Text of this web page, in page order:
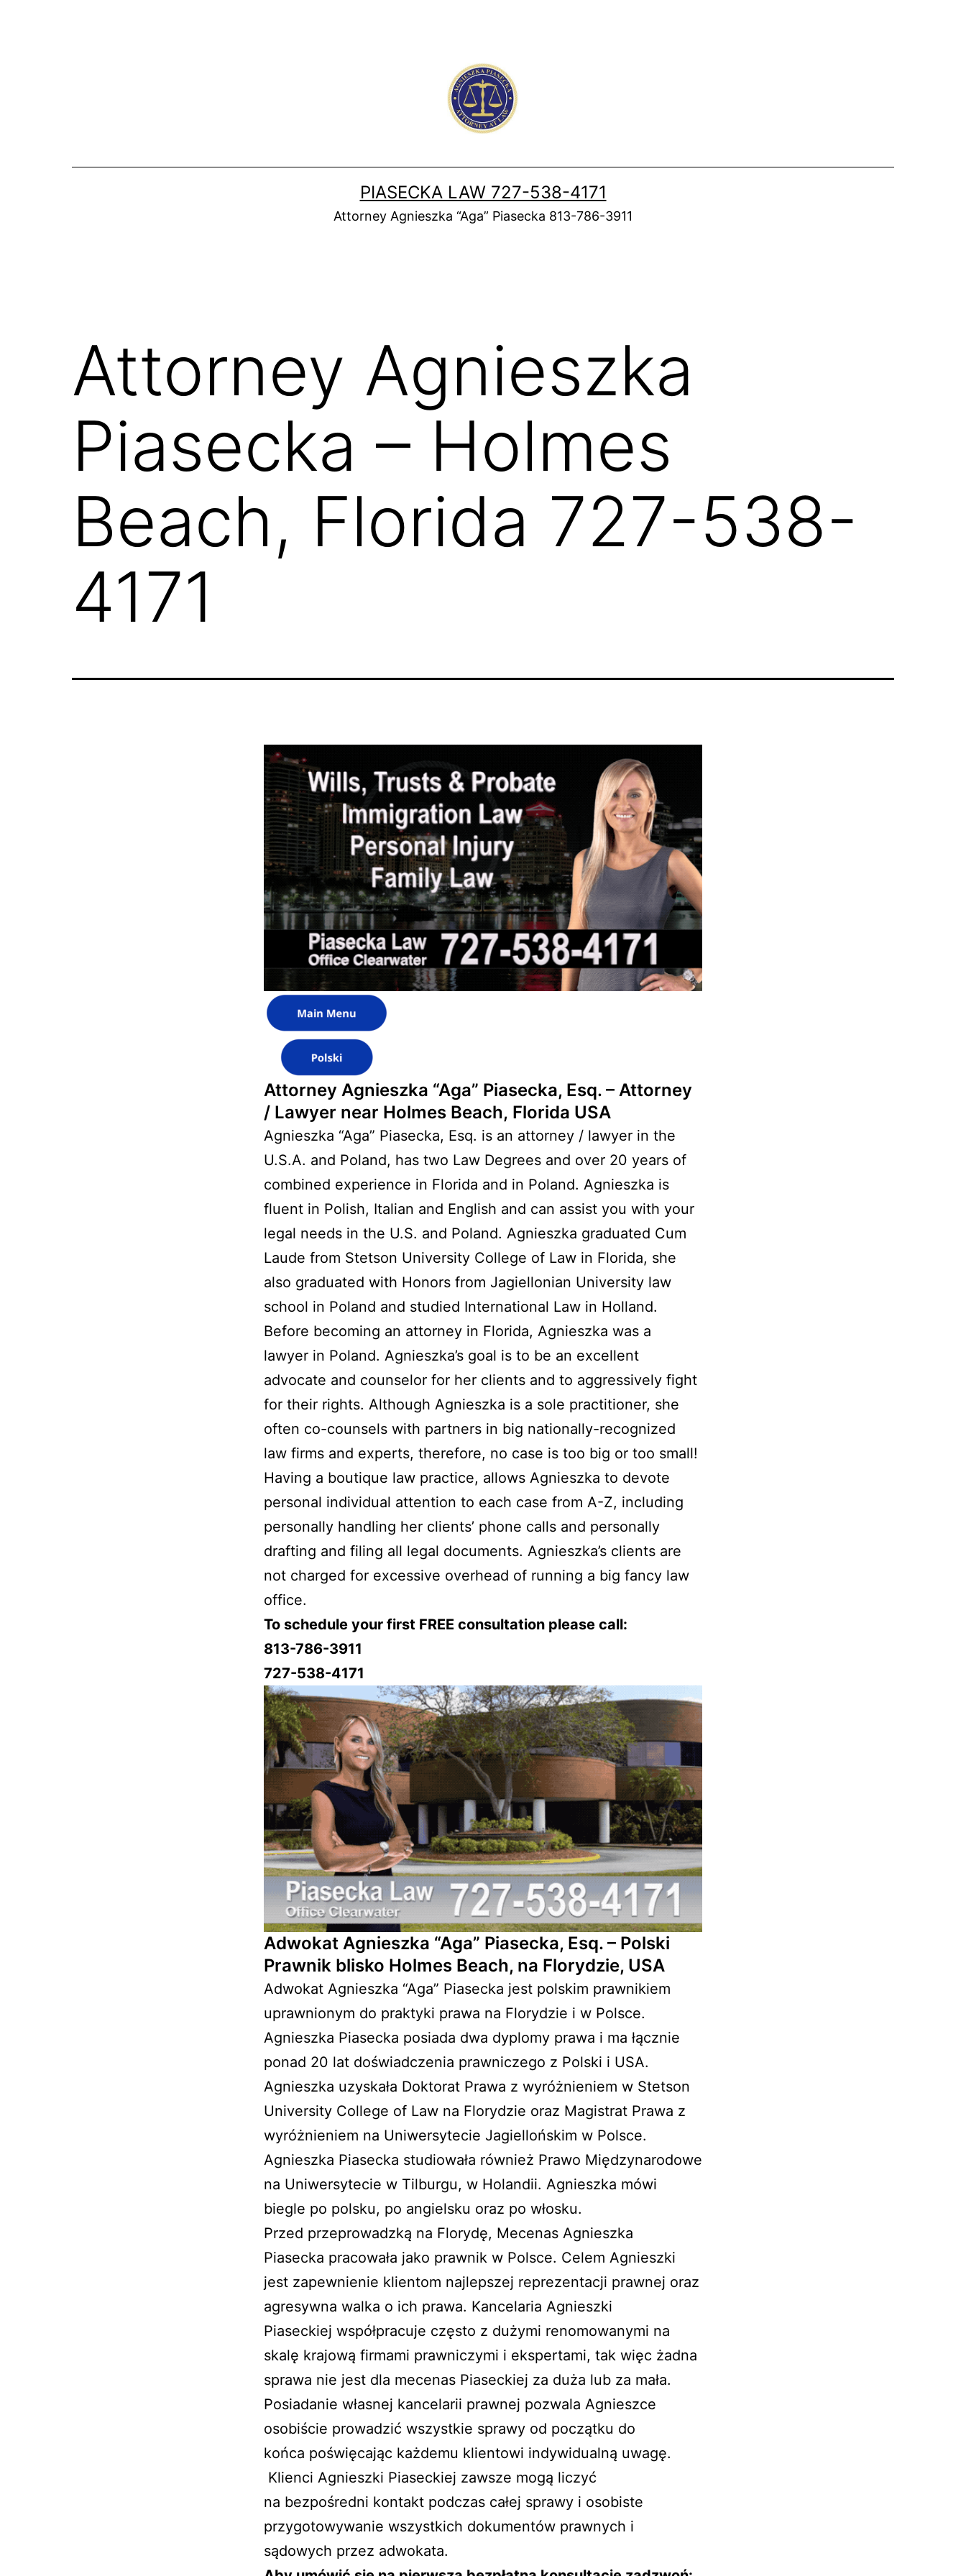
PIASECKA LAW 727-538-4171
Attorney Agnieszka “Aga” Piasecka 813-786-3911
Attorney Agnieszka
Piasecka – Holmes
Beach, Florida 727-538-
4171
Attorney Agnieszka “Aga” Piasecka, Esq. – Attorney
/ Lawyer near Holmes Beach, Florida USA
Agnieszka “Aga” Piasecka, Esq. is an attorney / lawyer in the
U.S.A. and Poland, has two Law Degrees and over 20 years of
combined experience in Florida and in Poland. Agnieszka is
fluent in Polish, Italian and English and can assist you with your
legal needs in the U.S. and Poland. Agnieszka graduated Cum
Laude from Stetson University College of Law in Florida, she
also graduated with Honors from Jagiellonian University law
school in Poland and studied International Law in Holland.
Before becoming an attorney in Florida, Agnieszka was a
lawyer in Poland. Agnieszka’s goal is to be an excellent
advocate and counselor for her clients and to aggressively fight
for their rights. Although Agnieszka is a sole practitioner, she
often co-counsels with partners in big nationally-recognized
law firms and experts, therefore, no case is too big or too small!
Having a boutique law practice, allows Agnieszka to devote
personal individual attention to each case from A-Z, including
personally handling her clients’ phone calls and personally
drafting and filing all legal documents. Agnieszka’s clients are
not charged for excessive overhead of running a big fancy law
office.
To schedule your first FREE consultation please call:
813-786-3911
727-538-4171
Adwokat Agnieszka “Aga” Piasecka, Esq. – Polski
Prawnik blisko Holmes Beach, na Florydzie, USA
Adwokat Agnieszka “Aga” Piasecka jest polskim prawnikiem
uprawnionym do praktyki prawa na Florydzie i w Polsce.
Agnieszka Piasecka posiada dwa dyplomy prawa i ma łącznie
ponad 20 lat doświadczenia prawniczego z Polski i USA.
Agnieszka uzyskała Doktorat Prawa z wyróżnieniem w Stetson
University College of Law na Florydzie oraz Magistrat Prawa z
wyróżnieniem na Uniwersytecie Jagiellońskim w Polsce.
Agnieszka Piasecka studiowała również Prawo Międzynarodowe
na Uniwersytecie w Tilburgu, w Holandii. Agnieszka mówi
biegle po polsku, po angielsku oraz po włosku.
Przed przeprowadzką na Florydę, Mecenas Agnieszka
Piasecka pracowała jako prawnik w Polsce. Celem Agnieszki
jest zapewnienie klientom najlepszej reprezentacji prawnej oraz
agresywna walka o ich prawa. Kancelaria Agnieszki
Piaseckiej współpracuje często z dużymi renomowanymi na
skalę krajową firmami prawniczymi i ekspertami, tak więc żadna
sprawa nie jest dla mecenas Piaseckiej za duża lub za mała.
Posiadanie własnej kancelarii prawnej pozwala Agnieszce
osobiście prowadzić wszystkie sprawy od początku do
końca poświęcając każdemu klientowi indywidualną uwagę.
Klienci Agnieszki Piaseckiej zawsze mogą liczyć
na bezpośredni kontakt podczas całej sprawy i osobiste
przygotowywanie wszystkich dokumentów prawnych i
sądowych przez adwokata.